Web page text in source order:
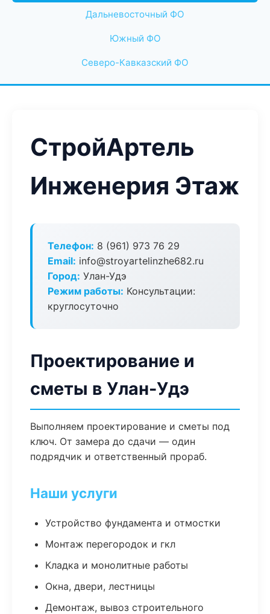
Дальневосточный ФО
Южный ФО
Северо-Кавказский ФО
СтройАртель
Инженерия Этаж
Телефон: 8 (961) 973 76 29
Email: info@stroyartelinzhe682.ru
Город: Улан-Удэ
Режим работы: Консультации:
круглосуточно
Проектирование и
сметы в Улан-Удэ
Выполняем проектирование и сметы под
ключ. От замера до сдачи — один
подрядчик и ответственный прораб.
Наши услуги
Устройство фундамента и отмостки
Монтаж перегородок и гкл
Кладка и монолитные работы
Окна, двери, лестницы
Демонтаж, вывоз строительного